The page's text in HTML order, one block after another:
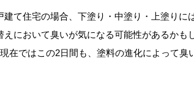
て住宅の場合、下塗り・中塗り・上塗りに
えにおいて臭いが気になる可能性があるかも
在ではこの2日間も、塗料の進化によって臭